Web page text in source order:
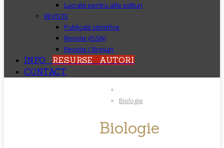
Lucrate pentru alte edituri
REVISTE
Publicatii stiintifice
Reviste (ISSN)
Reviste / Broșuri
INFO RESURSE AUTORI
CONTACT
Biologie
Biologie